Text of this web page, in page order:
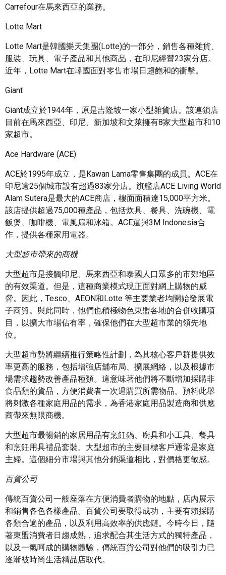
Carrefour在馬來西亞的業務。
Lotte Mart
Lotte Mart是韓國樂天集團(Lotte)的一部分，銷售各種雜貨、
服裝、玩具、電子產品和其他商品，在印尼經營23家分店。
近年，Lotte Mart在韓國面對零售市場日趨飽和的衝擊。
Giant
Giant成立於1944年，原是吉隆坡一家小型雜貨店。該連鎖店
目前在馬來西亞、印尼、新加坡和文萊擁有8家大型超市和10
家超市。
Ace Hardware (ACE)
ACE於1995年成立，是Kawan Lama零售集團的成員。ACE在
印尼逾25個城市設有超過83家分店。旗艦店ACE Living World
Alam Sutera是最大的ACE商店，樓面面積達15,000平方米。
該店提供超過75,000種產品，包括炊具、餐具、洗碗機、電
飯煲、咖啡機、電風扇和冰箱。ACE還與3M Indonesia合
作，提供各種家用電器。
大型超市帶來的商機
大型超市是接觸印尼、馬來西亞和泰國人口眾多的市郊地區
的有效渠道。但是，這種商業模式現正面對網上購物的威
脅。因此，Tesco、AEON和Lotte 等主要業者均開始發展電
子商貿。與此同時，他們也積極物色東盟各地的合併收購項
目，以擴大市場佔有率，確保他們在大型超市業的領先地
位。
大型超市勢將繼續推行策略性計劃，為其核心客戶群提供效
率更高的服務，包括增強店舖布局、擴展網絡，以及根據市
場需求趨勢改善產品種類。這意味著他們將不斷增加採購非
食品類的貨品，方便消費者一次過購買所需物品。預料此舉
將刺激各種家庭用品的需求，為香港家庭用品製造商和供應
商帶來無限商機。
大型超市最暢銷的家居用品有烹飪鍋、廚具和小工具、餐具
和烹飪用具禮品套裝。大型超市的主要目標客戶通常是家庭
主婦。這個細分市場與其他分銷渠道相比，對價格更敏感。
百貨公司
傳統百貨公司一般座落在方便消費者購物的地點，店內展示
和銷售各色各樣產品。百貨公司要取得成功，主要有賴採購
各類合適的產品，以及利用高效率的供應鏈。今時今日，隨
著東盟消費者日趨成熟，追求配合其生活方式的獨特產品，
以及一氣呵成的購物體驗，傳統百貨公司對他們的吸引力已
逐漸被時尚生活精品店取代。